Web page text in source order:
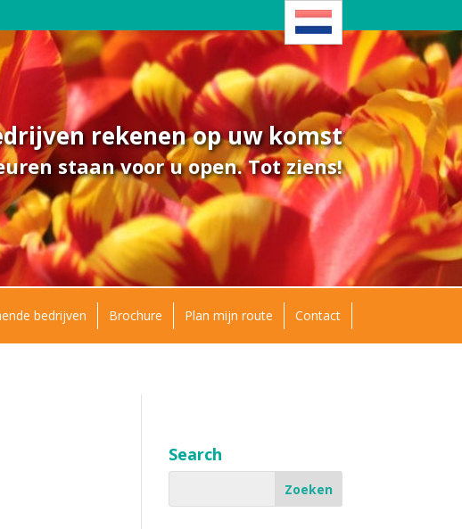
rekenen op uw komst
staan voor u open. Tot ziens!
bedrijven Brochure Plan mijn route Contact
Search